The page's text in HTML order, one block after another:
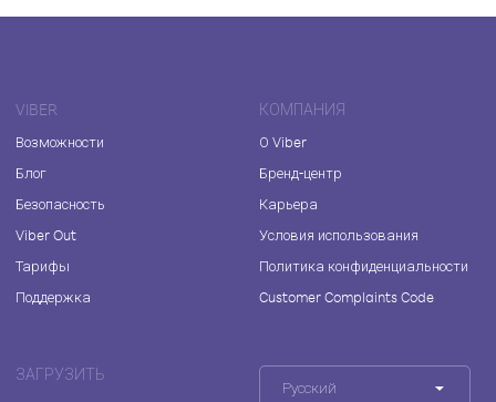
VIBER
Возможности
Блог
Безопасность
Viber Out
Тарифы
Поддержка
КОМПАНИЯ
О Viber
Бренд-центр
Карьера
Условия использования
Политика конфиденциальности
Customer Complaints Code
ЗАГРУЗИТЬ
Русский